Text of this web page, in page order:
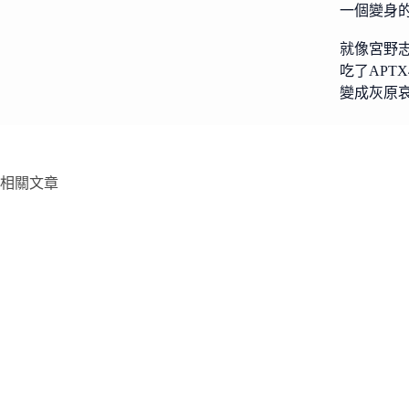
一個變身
就像宮野
吃了
變成灰原
相關文章